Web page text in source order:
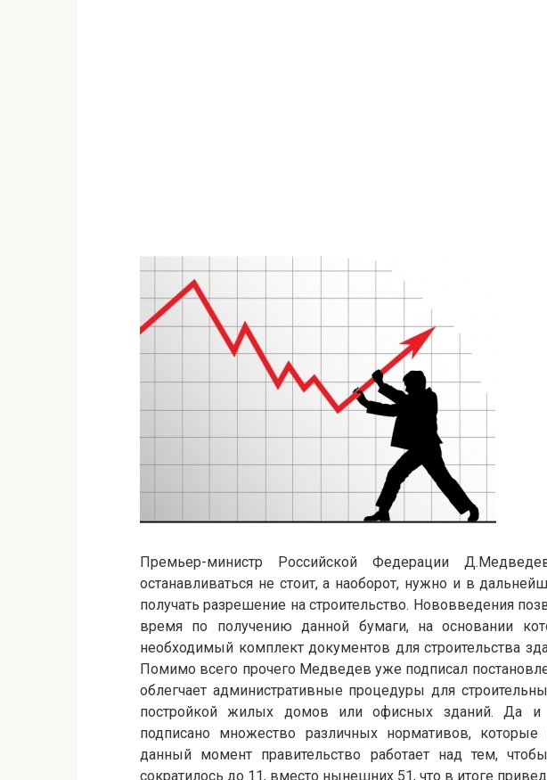
Премьер-министр Российской Федерации
останавливаться не стоит, а наоборот, нужно и в
получать разрешение на строительство. Нововведения
время по получению данной бумаги, на основании
необходимый комплект документов для строительства
Помимо всего прочего Медведев уже подписал
облегчает административные процедуры для
постройкой жилых домов или офисных зданий. Да
подписано множество различных нормативов,
данный момент правительство работает над тем,
сократилось до 11, вместо нынешних 51, что в итоге